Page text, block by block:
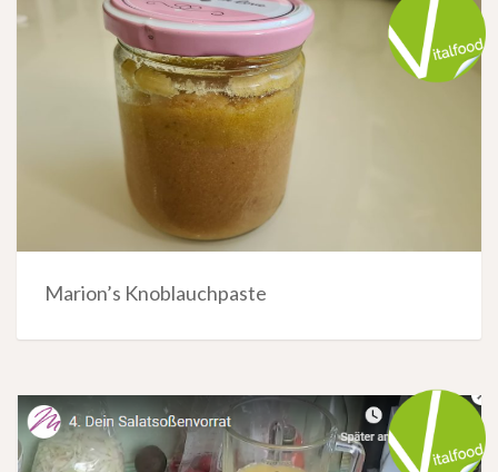
Marion’s Knoblauchpaste